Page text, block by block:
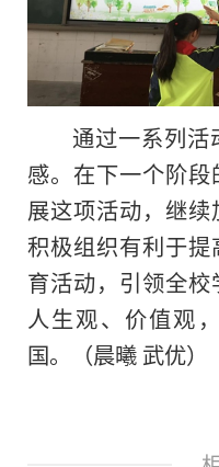
通过一系列
感。在下一个阶
展这项活动，继续
积极组织有利于
育活动，引领全校
人生观、价值观
国。（晨曦 武优）